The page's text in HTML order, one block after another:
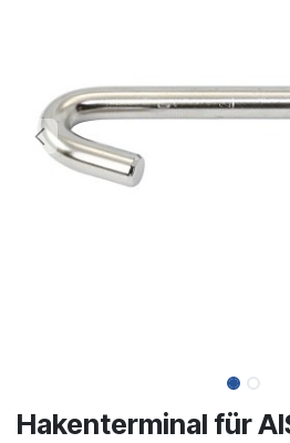
Hakenterminal für